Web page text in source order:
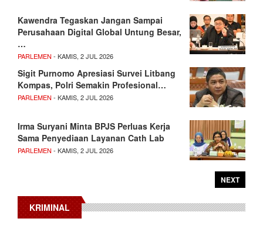
Kawendra Tegaskan Jangan Sampai
Perusahaan Digital Global Untung Besar,
…
PARLEMEN - KAMIS, 2 JUL 2026
Sigit Purnomo Apresiasi Survei Litbang
Kompas, Polri Semakin Profesional…
PARLEMEN - KAMIS, 2 JUL 2026
Irma Suryani Minta BPJS Perluas Kerja
Sama Penyediaan Layanan Cath Lab
PARLEMEN - KAMIS, 2 JUL 2026
NEXT
KRIMINAL